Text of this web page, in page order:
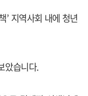
’ 지역사회 내에 청년
았습니다.